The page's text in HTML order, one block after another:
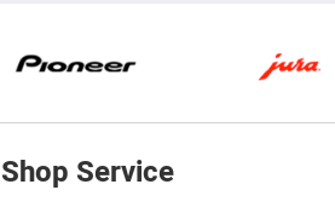
Shop Service